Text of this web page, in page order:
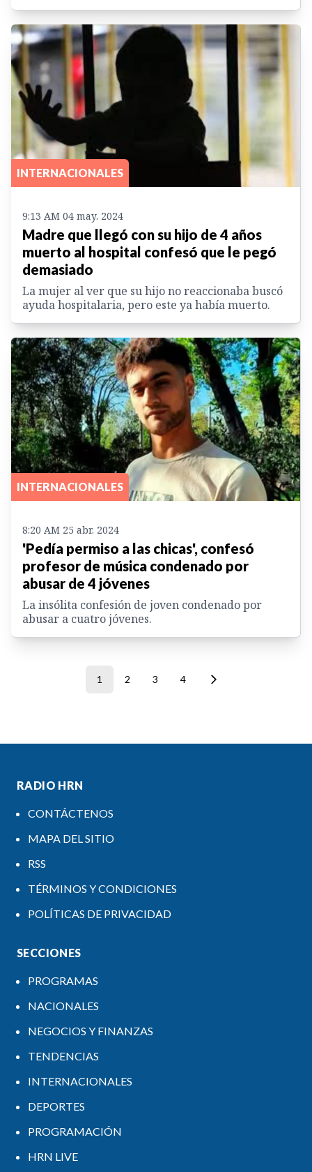
INTERNACIONALES
9:13 AM 04 may. 2024
Madre que llegó con su hijo de 4 años
muerto al hospital confesó que le pegó
demasiado
La mujer al ver que su hijo no reaccionaba buscó
ayuda hospitalaria, pero este ya había muerto.
INTERNACIONALES
8:20 AM 25 abr. 2024
'Pedía permiso a las chicas', confesó
profesor de música condenado por
abusar de 4 jóvenes
La insólita confesión de joven condenado por
abusar a cuatro jóvenes.
1 2 3 4
RADIO HRN
CONTÁCTENOS
MAPA DEL SITIO
RSS
TÉRMINOS Y CONDICIONES
POLÍTICAS DE PRIVACIDAD
SECCIONES
PROGRAMAS
NACIONALES
NEGOCIOS Y FINANZAS
TENDENCIAS
INTERNACIONALES
DEPORTES
PROGRAMACIÓN
HRN LIVE